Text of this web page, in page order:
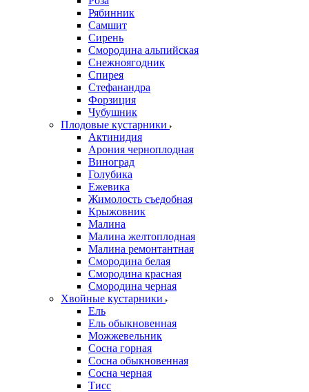
Рябинник
Самшит
Сирень
Смородина альпийская
Снежноягодник
Спирея
Стефанандра
Форзиция
Чубушник
Плодовые кустарники
Актинидия
Арония черноплодная
Виноград
Голубика
Ежевика
Жимолость съедобная
Крыжовник
Малина
Малина желтоплодная
Малина ремонтантная
Смородина белая
Смородина красная
Смородина черная
Хвойные кустарники
Ель
Ель обыкновенная
Можжевельник
Сосна горная
Сосна обыкновенная
Сосна черная
Тисс